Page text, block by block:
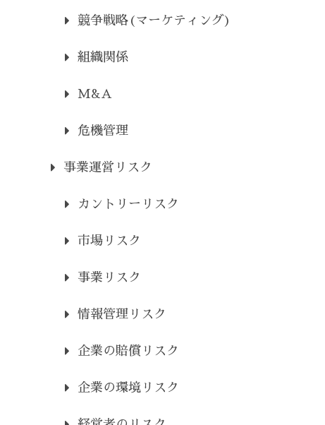
競争戦略(マーケティング)
組織関係
M&A
危機管理
事業運営リスク
カントリーリスク
市場リスク
事業リスク
情報管理リスク
企業の賠償リスク
企業の環境リスク